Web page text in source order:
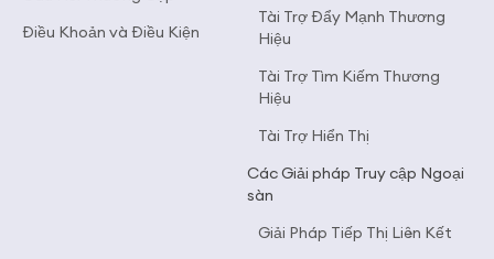
Điều Khoản và Điều Kiện
Tài Trợ Đẩy Mạnh Thương
Hiệu
Tài Trợ Tìm Kiếm Thương
Hiệu
Tài Trợ Hiển Thị
Các Giải pháp Truy cập Ngoại
sàn
Giải Pháp Tiếp Thị Liên Kết